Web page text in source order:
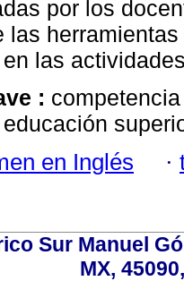
por los
las
las
:
en Inglés ·
Sur Manuel
MX,